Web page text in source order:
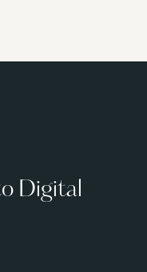
Digital